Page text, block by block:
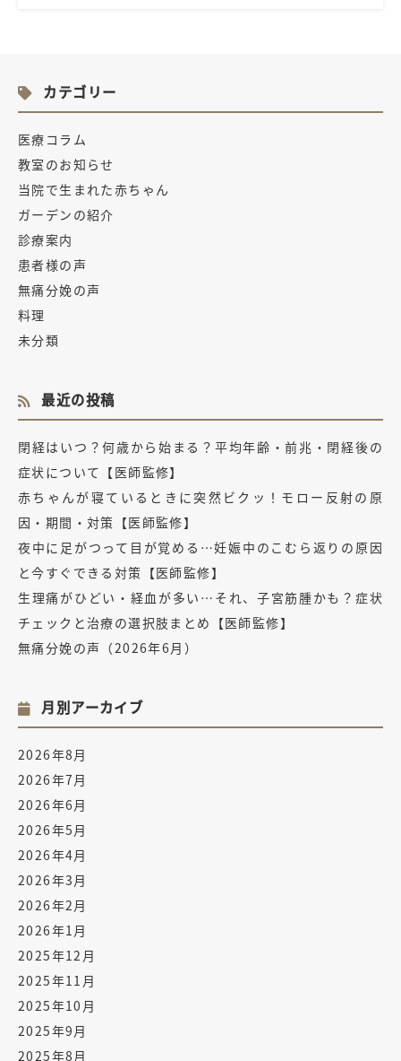
カテゴリー
医療コラム
教室のお知らせ
当院で生まれた赤ちゃん
ガーデンの紹介
診療案内
患者様の声
無痛分娩の声
料理
未分類
最近の投稿
閉経はいつ？何歳から始まる？平均年齢・前兆・閉経後の
症状について【医師監修】
赤ちゃんが寝ているときに突然ビクッ！モロー反射の原
因・期間・対策【医師監修】
夜中に足がつって目が覚める…妊娠中のこむら返りの原因
と今すぐできる対策【医師監修】
生理痛がひどい・経血が多い…それ、子宮筋腫かも？症状
チェックと治療の選択肢まとめ【医師監修】
無痛分娩の声（2026年6月）
月別アーカイブ
2026年8月
2026年7月
2026年6月
2026年5月
2026年4月
2026年3月
2026年2月
2026年1月
2025年12月
2025年11月
2025年10月
2025年9月
2025年8月